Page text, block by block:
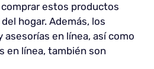
estos productos
hogar. Además, los
asesorías en línea, así como
en línea, también son